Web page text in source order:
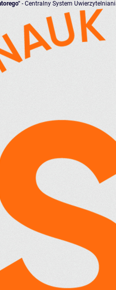
- Centralny System